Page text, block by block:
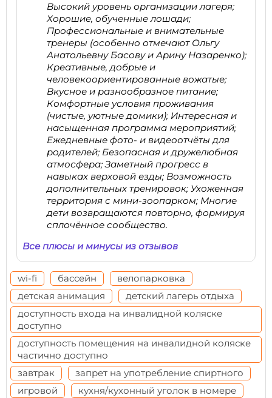
Высокий уровень организации лагеря;
Хорошие, обученные лошади;
Профессиональные и внимательные
тренеры (особенно отмечают Ольгу
Анатольевну Басову и Арину Назаренко);
Креативные, добрые и
человекоориентированные вожатые;
Вкусное и разнообразное питание;
Комфортные условия проживания
(чистые, уютные домики); Интересная и
насыщенная программа мероприятий;
Ежедневные фото- и видеоотчёты для
родителей; Безопасная и дружелюбная
атмосфера; Заметный прогресс в
навыках верховой езды; Возможность
дополнительных тренировок; Ухоженная
территория с мини-зоопарком; Многие
дети возвращаются повторно, формируя
сплочённое сообщество.
Все плюсы и минусы из отзывов
wi-fi бассейн
велопарковка
детская анимация
детский лагерь отдыха
доступность входа на инвалидной коляске
доступно
доступность помещения на инвалидной коляске
частично доступно
завтрак
запрет на употребление спиртного
игровой
кухня/кухонный уголок в номере